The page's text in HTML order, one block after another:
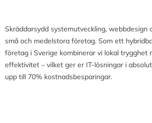
Skräddarsydd systemutveckling, webbdesign
små och medelstora företag. Som ett
företag i Sverige kombinerar vi lokal trygghet
effektivitet – vilket ger er IT-lösningar i
upp till 70% kostnadsbesparingar.